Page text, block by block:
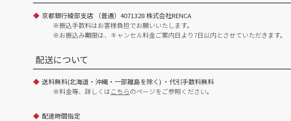
京都銀行綾部支店 （普通）4071328 株式会社RENCA
※振込手数料はお客様負担でお願いいたします。
※お振込み期限は、キャンセル料金ご案内日より7日以内とさせていただきます。
配送について
送料無料(北海道・沖縄・一部離島を除く) ・代引手数料無料
※料金等、詳しくはこちらのページをご参照ください。
配達時間指定